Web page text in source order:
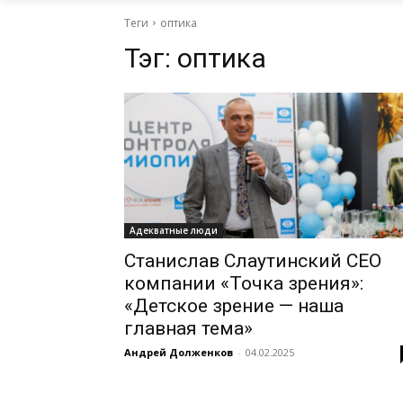
Теги оптика
Тэг: оптика
Адекватные люди
Станислав Слаутинский CEO
компании «Точка зрения»:
«Детское зрение — наша
главная тема»
Андрей Долженков - 04.02.2025